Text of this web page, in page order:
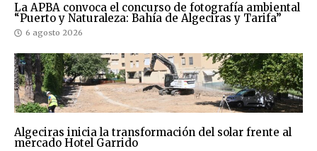
La APBA convoca el concurso de fotografía ambiental
“Puerto y Naturaleza: Bahía de Algeciras y Tarifa”
6 agosto 2026
Algeciras inicia la transformación del solar frente al
mercado Hotel Garrido